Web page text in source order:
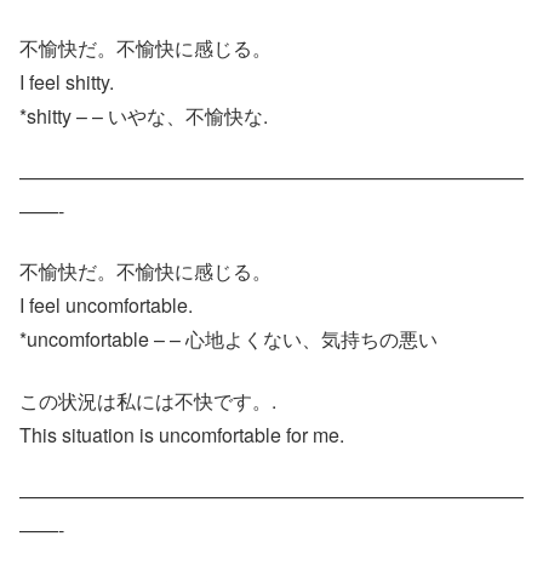
不愉快だ。不愉快に感じる。
I feel shitty.
*shitty – – いやな、不愉快な.
——————————————————————————
——-
不愉快だ。不愉快に感じる。
I feel uncomfortable.
*uncomfortable – – 心地よくない、気持ちの悪い
この状況は私には不快です。.
This situation is uncomfortable for me.
——————————————————————————
——-